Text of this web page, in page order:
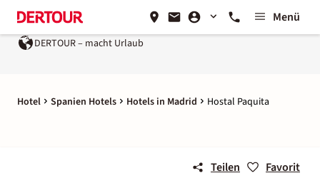
Menü
DERTOUR – macht Urlaub
Hotel Spanien Hotels Hotels in Madrid Hostal Paquita
Teilen Favorit